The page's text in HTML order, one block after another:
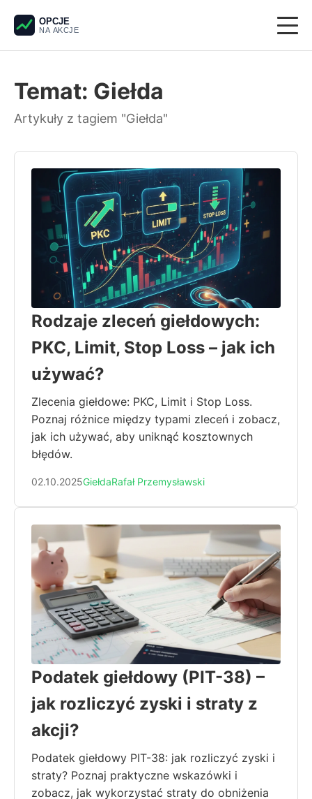
OPCJE
NA AKCJE
Derywaty
Pieniądze
Krypto
Analiza techniczna
Temat: Giełda
Artykuły z tagiem "Giełda"
Rodzaje zleceń giełdowych:
PKC, Limit, Stop Loss – jak ich
używać?
Zlecenia giełdowe: PKC, Limit i Stop Loss.
Poznaj różnice między typami zleceń i zobacz,
jak ich używać, aby uniknąć kosztownych
błędów.
02.10.2025GiełdaRafał Przemysławski
Podatek giełdowy (PIT-38) –
jak rozliczyć zyski i straty z
akcji?
Podatek giełdowy PIT-38: jak rozliczyć zyski i
straty? Poznaj praktyczne wskazówki i
zobacz, jak wykorzystać straty do obniżenia